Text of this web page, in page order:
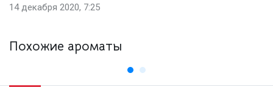
14 декабря 2020, 7:25
Похожие ароматы